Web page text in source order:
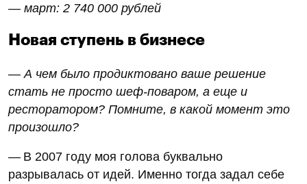
— март: 2 740 000 рублей
Новая ступень в бизнесе
— А чем было продиктовано ваше решение
стать не просто шеф-поваром, а еще и
ресторатором? Помните, в какой момент это
произошло?
— В 2007 году моя голова буквально
разрывалась от идей. Именно тогда задал себе